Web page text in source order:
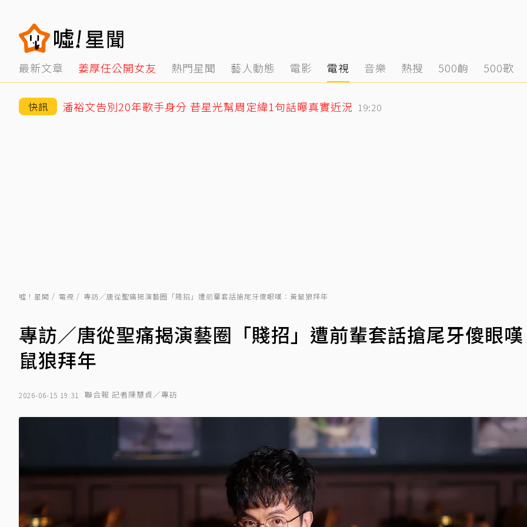
最新文章 姜厚任公開女友 熱門星聞 藝人動態 電影 電視 音樂 熱搜 500齣 500歌
快訊 潘裕文告別20年歌手身分 昔星光幫周定緯1句話曝真實近況 19:20
噓！星聞 電視 專訪／唐從聖痛揭演藝圈「賤招」遭前輩套話搶尾牙傻眼嘆：黃鼠狼拜年
專訪／唐從聖痛揭演藝圈「賤招」遭前輩套話搶尾牙傻眼
鼠狼拜年
2026-06-15 19:31 聯合報 記者陳慧貞／專訪